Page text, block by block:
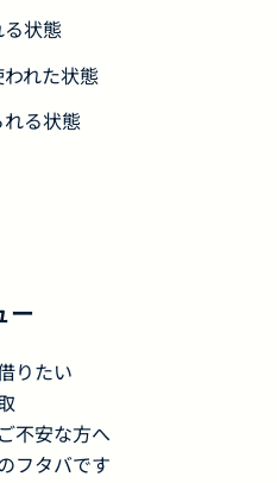
状態
れた状態
る状態
ー
りたい
不安な方へ
フタバです